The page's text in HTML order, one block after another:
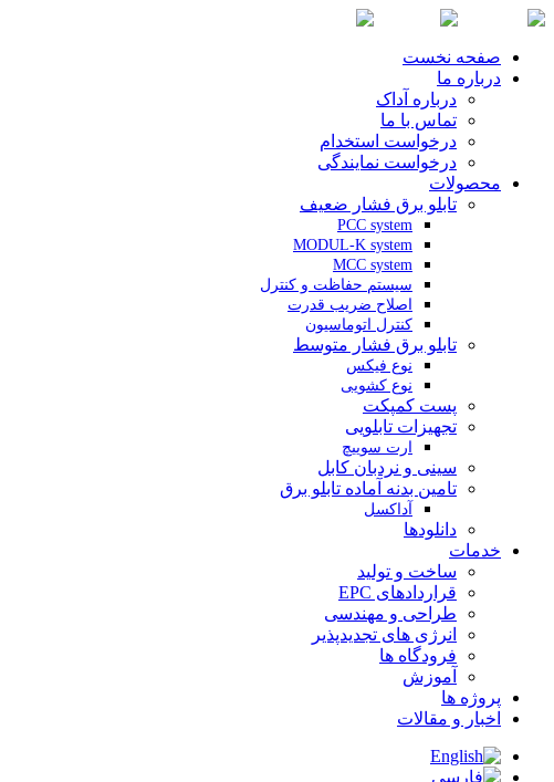
صفحه نخست
درباره ما
درباره آداک
تماس با ما
درخواست استخدام
درخواست نمایندگی
محصولات
تابلو برق فشار ضعیف
PCC system
MODUL-K system
MCC system
سیستم حفاظت و کنترل
اصلاح ضریب قدرت
کنترل اتوماسیون
تابلو برق فشار متوسط
نوع فیکس
نوع کشویی
پست کمپکت
تجهیزات تابلویی
ارت سوییچ
سینی و نردبان کابل
تامین بدنه آماده تابلو برق
آداکسل
دانلودها
خدمات
ساخت و تولید
قراردادهای EPC
طراحی و مهندسی
انرژی های تجدیدپذیر
فرودگاه ها
آموزش
پروژه ها
اخبار و مقالات